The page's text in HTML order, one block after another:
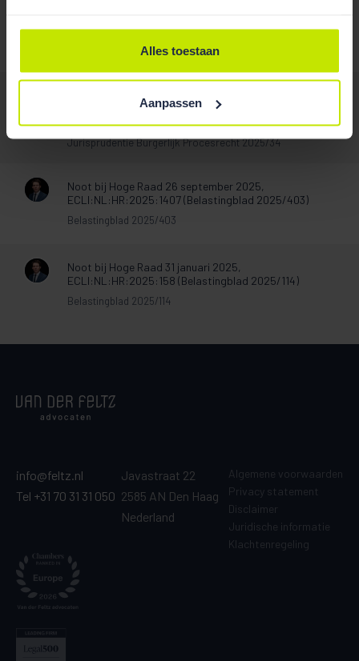
Alles toestaan
Aanpassen
ECLI:NL:HR:2021:1957 (TvAR 2022/8106)
Tijdschrift voor Agrarisch Recht
ECLI:NL:HR:2025:114 (Jurisprudentie Burgerlijk
Procesrecht 2025/34)
Jurisprudentie Burgerlijk Procesrecht 2025/34
Noot bij Hoge Raad 26 september 2025,
ECLI:NL:HR:2025:1407 (Belastingblad 2025/403)
Belastingblad 2025/403
Noot bij Hoge Raad 31 januari 2025,
ECLI:NL:HR:2025:158 (Belastingblad 2025/114)
Belastingblad 2025/114
info@feltz.nl
Tel +31 70 31 31 050
Javastraat 22
2585 AN Den Haag
Nederland
Algemene voorwaarden
Privacy statement
Disclaimer
Juridische informatie
Klachtenregeling